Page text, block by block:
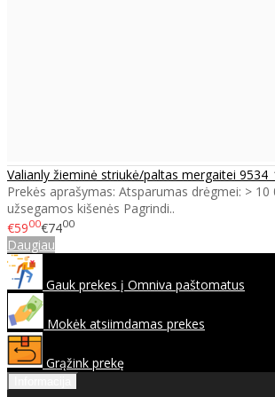
Valianly žieminė striukė/paltas mergaitei
Prekės aprašymas: Atsparumas drėgmei: >
užsegamos kišenės Pagrindi..
€5900€7400
Daugiau
Gauk prekes į Omniva paštomatus
Mokėk atsiimdamas prekes
Grąžink prekę